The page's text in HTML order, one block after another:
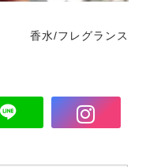
香水/フレグランス